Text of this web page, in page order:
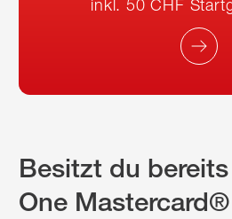
inkl. 50 CHF
Besitzt du
One